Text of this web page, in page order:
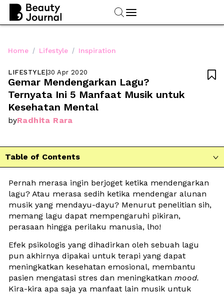
Home / Lifestyle / Inspiration
LIFESTYLE|30 Apr 2020
Gemar Mendengarkan Lagu?
Ternyata Ini 5 Manfaat Musik untuk
Kesehatan Mental
byRadhita Rara

Table of Contents 
Pernah merasa ingin berjoget ketika mendengarkan
lagu? Atau merasa sedih ketika mendengar alunan
musik yang mendayu-dayu? Menurut penelitian sih,
memang lagu dapat mempengaruhi pikiran,
perasaan hingga perilaku manusia, lho!
Efek psikologis yang dihadirkan oleh sebuah lagu
pun akhirnya dipakai untuk terapi yang dapat
meningkatkan kesehatan emosional, membantu
pasien mengatasi stres dan meningkatkan
Kira-kira apa saja ya manfaat lain musik untuk